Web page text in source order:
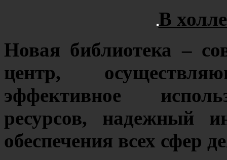
В
Новая библиотека –
центр,
эффективное
ресурсов, надежный
обеспечения всех сфер